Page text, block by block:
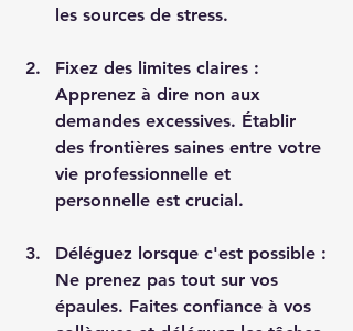
les sources de stress.
Fixez des limites claires :
Apprenez à dire non aux
demandes excessives. Établir
des frontières saines entre votre
vie professionnelle et
personnelle est crucial.
Déléguez lorsque c'est possible :
Ne prenez pas tout sur vos
épaules. Faites confiance à vos